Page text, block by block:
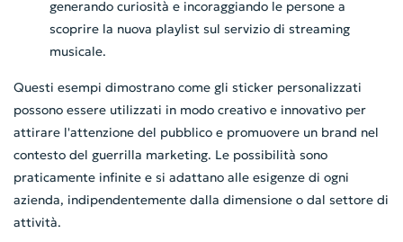
generando curiosità e incoraggiando le persone a
scoprire la nuova playlist sul servizio di streaming
musicale.
Questi esempi dimostrano come gli sticker personalizzati
possono essere utilizzati in modo creativo e innovativo per
attirare l'attenzione del pubblico e promuovere un brand nel
contesto del guerrilla marketing. Le possibilità sono
praticamente infinite e si adattano alle esigenze di ogni
azienda, indipendentemente dalla dimensione o dal settore di
attività.